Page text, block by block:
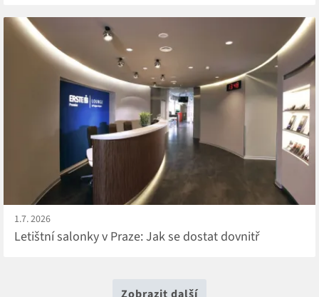
1.7. 2026
Letištní salonky v Praze: Jak se dostat dovnitř
Zobrazit další